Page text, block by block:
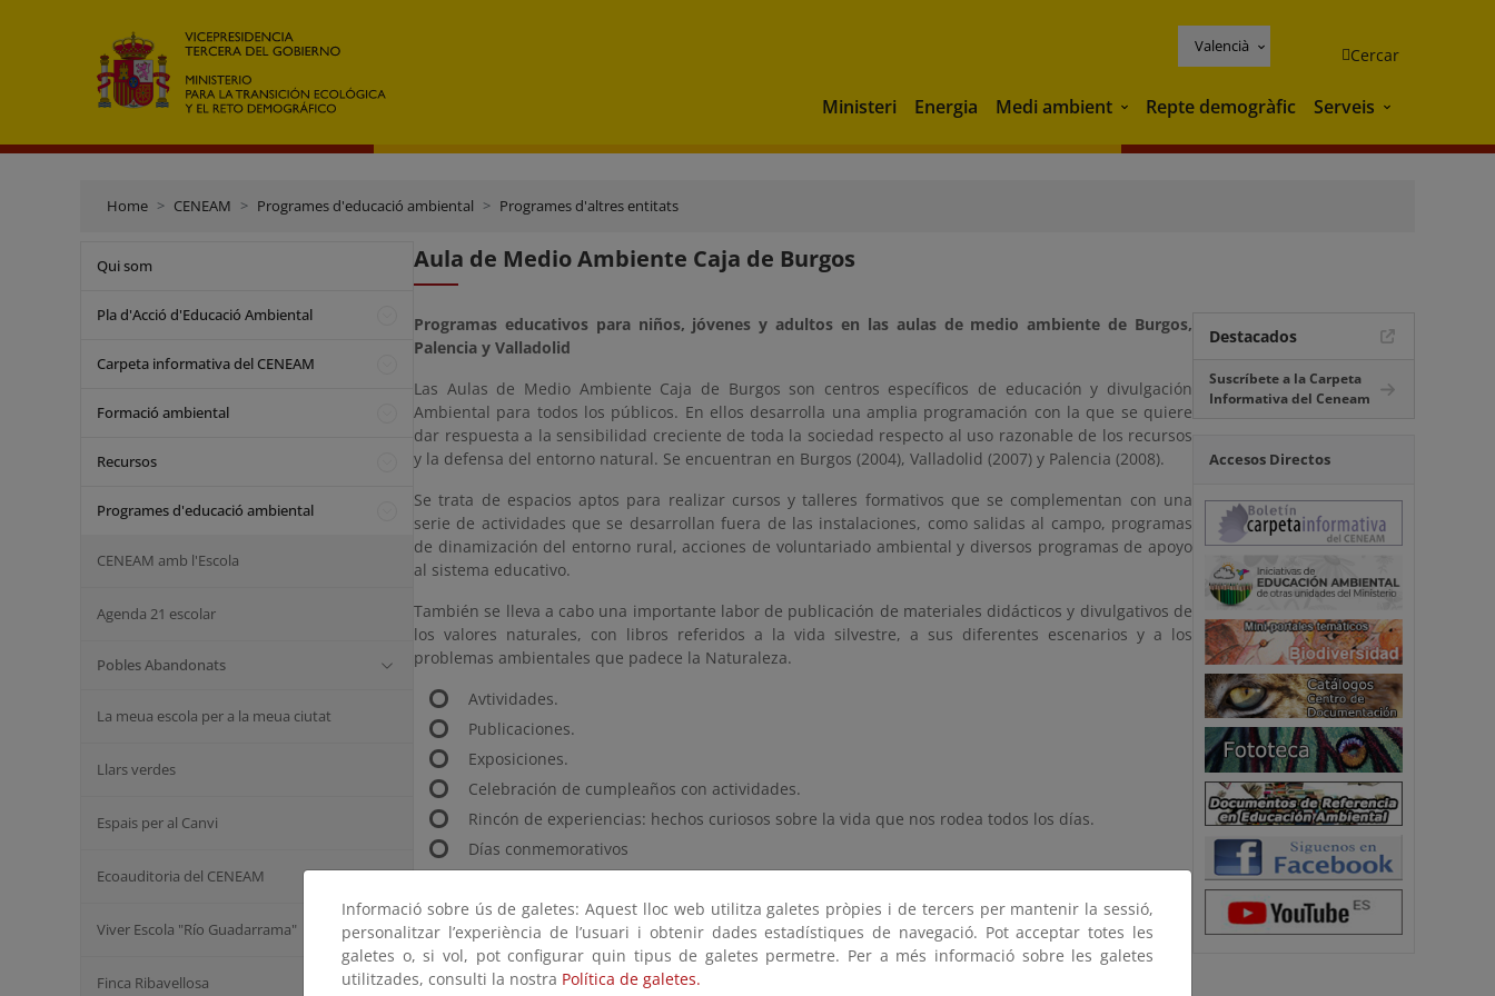
Valencià Cercar
Ministeri Energia Medi ambient Medi ambient
Repte demogràfic Serveis Serveis
Home CENEAM Programes d'educació ambiental Programes d'altres entitats
Qui som
Pla d'Acció d'Educació Ambiental
Carpeta informativa del CENEAM
Formació ambiental
Recursos
Programes d'educació ambiental
CENEAM amb l'Escola
Agenda 21 escolar
Pobles Abandonats
La meua escola per a la meua ciutat
Llars verdes
Espais per al Canvi
Ecoauditoria del CENEAM
Viver Escola "Río Guadarrama"
Finca Ribavellosa
Aula de Medio Ambiente Caja de Burgos
Programas educativos para niños, jóvenes y adultos en las aulas de medio ambiente de Burgos,
Palencia y Valladolid
Las Aulas de Medio Ambiente Caja de Burgos son centros específicos de educación y divulgación
Ambiental para todos los públicos. En ellos desarrolla una amplia programación con la que se quiere
dar respuesta a la sensibilidad creciente de toda la sociedad respecto al uso razonable de los recursos
y la defensa del entorno natural. Se encuentran en Burgos (2004), Valladolid (2007) y Palencia (2008).
Se trata de espacios aptos para realizar cursos y talleres formativos que se complementan con una
serie de actividades que se desarrollan fuera de las instalaciones, como salidas al campo, programas
de dinamización del entorno rural, acciones de voluntariado ambiental y diversos programas de apoyo
al sistema educativo.
También se lleva a cabo una importante labor de publicación de materiales didácticos y divulgativos de
los valores naturales, con libros referidos a la vida silvestre, a sus diferentes escenarios y a los
problemas ambientales que padece la Naturaleza.
Avtividades.
Publicaciones.
Exposiciones.
Celebración de cumpleaños con actividades.
Rincón de experiencias: hechos curiosos sobre la vida que nos rodea todos los días.
Días conmemorativos
Información:
Acceso a la página web del programa
Consultado en noviembre de 2024
Destacados
Suscríbete a la Carpeta
Informativa del Ceneam
Accesos Directos
Informació sobre ús de galetes: Aquest lloc web utilitza galetes pròpies i de tercers per mantenir la sessió,
personalitzar l’experiència de l’usuari i obtenir dades estadístiques de navegació. Pot acceptar totes les
galetes o, si vol, pot configurar quin tipus de galetes permetre. Per a més informació sobre les galetes
utilitzades, consulti la nostra Política de galetes.